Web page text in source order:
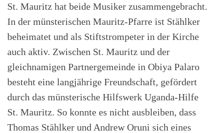
St. Mauritz hat beide Musiker zusammengebracht.
In der münsterischen Mauritz-Pfarre ist Stählker
beheimatet und als Stiftstrompeter in der Kirche
auch aktiv. Zwischen St. Mauritz und der
gleichnamigen Partnergemeinde in Obiya Palaro
besteht eine langjährige Freundschaft, gefördert
durch das münsterische Hilfswerk Uganda-Hilfe
St. Mauritz. So konnte es nicht ausbleiben, dass
Thomas Stählker und Andrew Oruni sich eines